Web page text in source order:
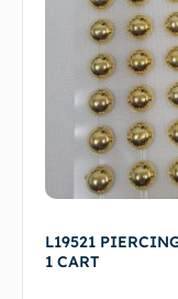
L19521
1 CART